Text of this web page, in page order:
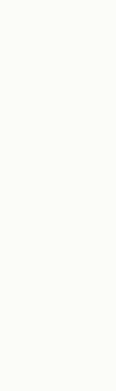
Weitere